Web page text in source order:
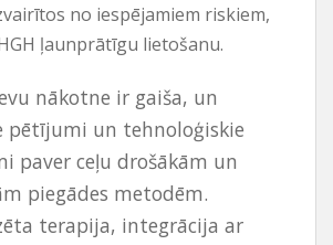
no iespējamiem riskiem,
ļaunprātīgu lietošanu.
nākotne ir gaiša, un
pētījumi un tehnoloģiskie
paver ceļu drošākām un
piegādes metodēm.
terapija, integrācija ar